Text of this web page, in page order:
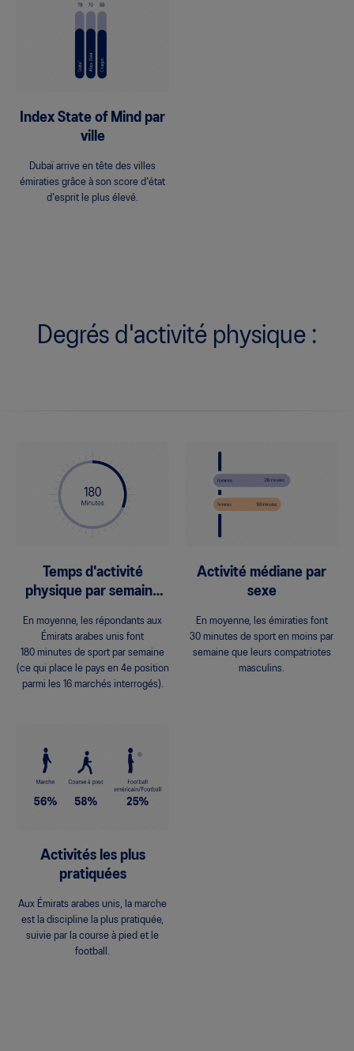
Index State of Mind par
ville
Dubaï arrive en tête des villes
émiraties grâce à son score d'état
d'esprit le plus élevé.
Degrés d'activité physique :
Temps d'activité
physique par semaine
En moyenne, les répondants aux
Émirats arabes unis font
180 minutes de sport par semaine
(ce qui place le pays en 4e position
parmi les 16 marchés interrogés).
Activité médiane par
sexe
En moyenne, les émiraties font
30 minutes de sport en moins par
semaine que leurs compatriotes
masculins.
Activités les plus
pratiquées
Aux Émirats arabes unis, la marche
est la discipline la plus pratiquée,
suivie par la course à pied et le
football.